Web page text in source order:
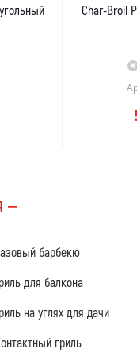
Char-Broil
—
барбекю
для балкона
на углях для дачи
гриль